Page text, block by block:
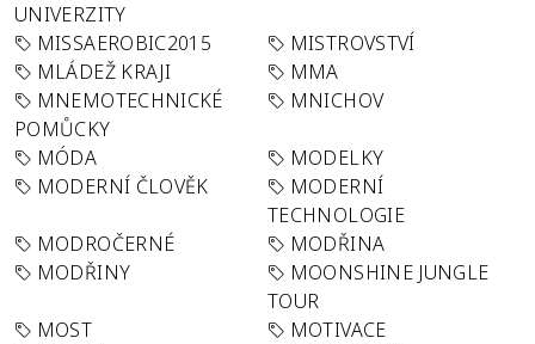
UNIVERZITY
MISSAEROBIC2015
MISTROVSTVÍ
MLÁDEŽ KRAJI
MMA
MNEMOTECHNICKÉ
POMŮCKY
MNICHOV
MÓDA
MODELKY
MODERNÍ ČLOVĚK
MODERNÍ
TECHNOLOGIE
MODROČERNÉ
MODŘINA
MODŘINY
MOONSHINE JUNGLE
TOUR
MOST
MOTIVACE